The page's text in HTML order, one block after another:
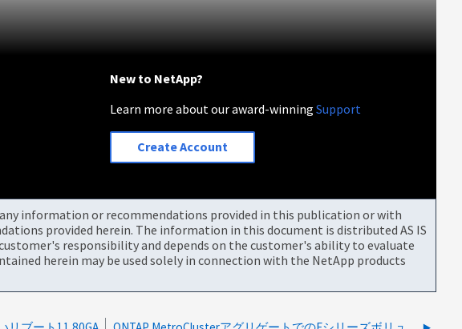
New to NetApp?
Learn more about our award-winningSupport
Create Account
information or recommendations provided in this publication or with
provided herein. The information in this document is distributed AS IS
responsibility and depends on the customer's ability to evaluate
herein may be used solely in connection with the NetApp products